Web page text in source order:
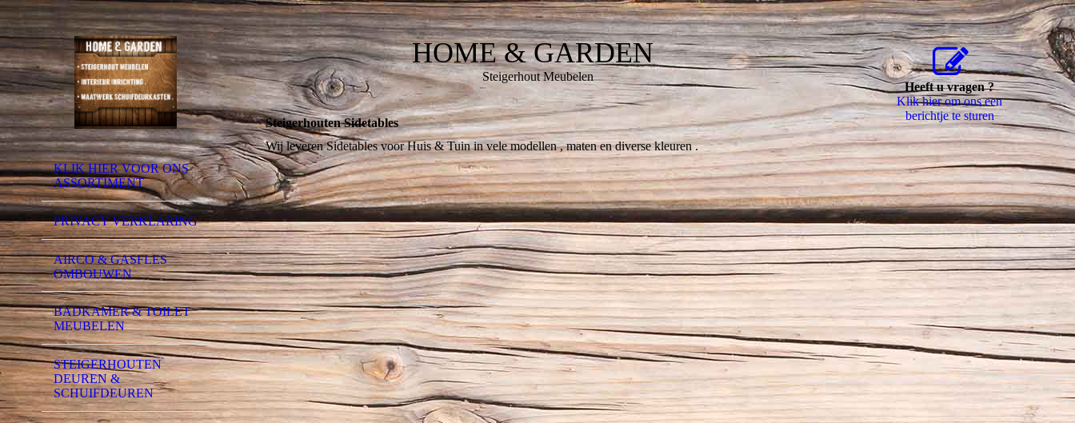
KLIK HIER VOOR ONS
ASSORTIMENT
PRIVACY VERKLARING
AIRCO & GASFLES
OMBOUWEN
BADKAMER & TOILET
MEUBELEN
STEIGERHOUTEN
DEUREN &
SCHUIFDEUREN
HOME & GARDEN
Steigerhout Meubelen
Steigerhouten Sidetables
Wij leveren Sidetables voor Huis & Tuin in vele modellen , maten en diverse kleuren .
Heeft u vragen ?
Klik hier om ons een
berichtje te sturen